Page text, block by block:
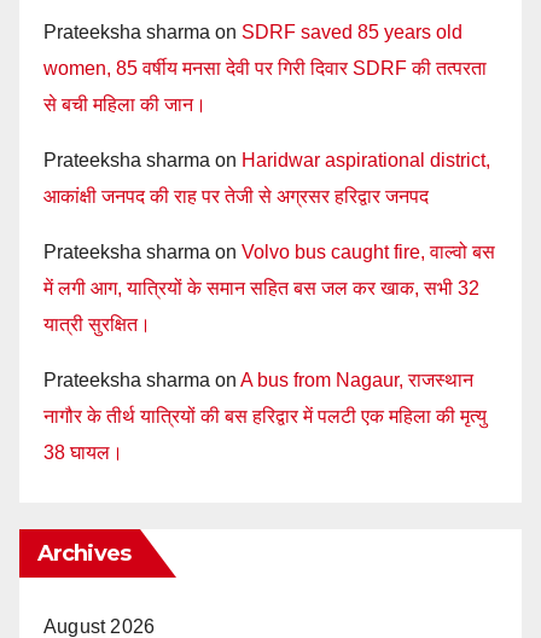
Prateeksha sharma on SDRF saved 85 years old
women, 85 वर्षीय मनसा देवी पर गिरी दिवार SDRF की तत्परता
से बची महिला की जान।
Prateeksha sharma on Haridwar aspirational district,
आकांक्षी जनपद की राह पर तेजी से अग्रसर हरिद्वार जनपद
Prateeksha sharma on Volvo bus caught fire, वाल्वो बस
में लगी आग, यात्रियों के समान सहित बस जल कर खाक, सभी 32
यात्री सुरक्षित।
Prateeksha sharma on A bus from Nagaur, राजस्थान
नागौर के तीर्थ यात्रियों की बस हरिद्वार में पलटी एक महिला की मृत्यु
38 घायल।
Archives
August 2026